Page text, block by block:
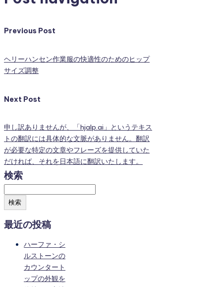
Previous Post
ヘリーハンセン作業服の快適性のためのヒップ
サイズ調整
Next Post
申し訳ありませんが、「hjalp.ai」というテキス
トの翻訳には具体的な文脈がありません。翻訳
が必要な特定の文章やフレーズを提供していた
だければ、それを日本語に翻訳いたします。
検索
検索
最近の投稿
ハーファ・シ
ルストーンの
カウンタート
ップの外観を